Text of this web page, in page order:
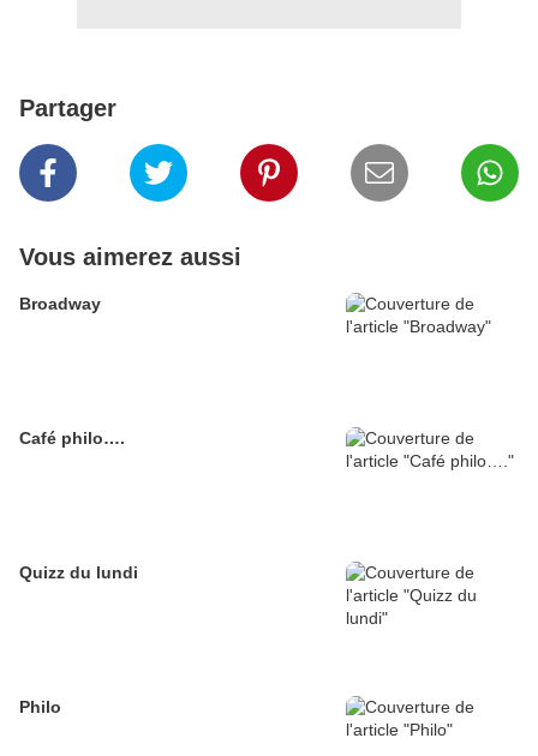
Partager
Vous aimerez aussi
Broadway
Café philo….
Quizz du lundi
Philo